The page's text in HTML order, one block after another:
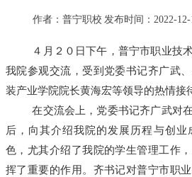
作者：普宁职校 发布时间：2022-12-
４月２０日下午，普宁市职业技
我院参观交流，受到党委书记齐广武
装产业学院院长黄海宏等领导的热情接
在交流会上，党委书记齐广武对
后，向其介绍我院的发展历程与创
色，尤其介绍了我院的学生管理工作
挥了重要的作用。齐书记对普宁市职